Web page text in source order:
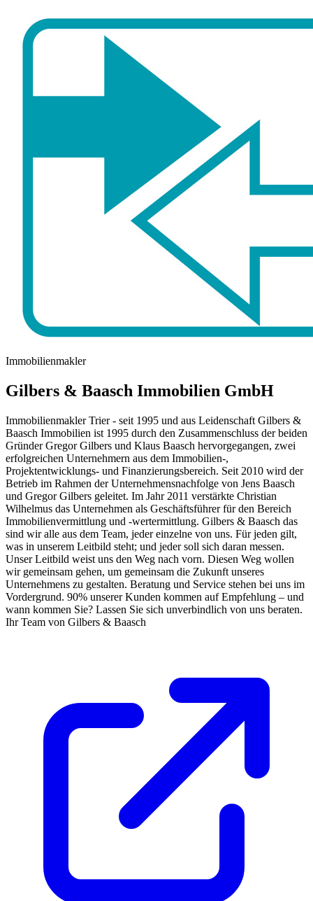
Immobilienmakler
Gilbers & Baasch Immobilien GmbH
Immobilienmakler Trier - seit 1995 und aus Leidenschaft Gilbers &
Baasch Immobilien ist 1995 durch den Zusammenschluss der beiden
Gründer Gregor Gilbers und Klaus Baasch hervorgegangen, zwei
erfolgreichen Unternehmern aus dem Immobilien-,
Projektentwicklungs- und Finanzierungsbereich. Seit 2010 wird der
Betrieb im Rahmen der Unternehmensnachfolge von Jens Baasch
und Gregor Gilbers geleitet. Im Jahr 2011 verstärkte Christian
Wilhelmus das Unternehmen als Geschäftsführer für den Bereich
Immobilienvermittlung und -wertermittlung. Gilbers & Baasch das
sind wir alle aus dem Team, jeder einzelne von uns. Für jeden gilt,
was in unserem Leitbild steht; und jeder soll sich daran messen.
Unser Leitbild weist uns den Weg nach vorn. Diesen Weg wollen
wir gemeinsam gehen, um gemeinsam die Zukunft unseres
Unternehmens zu gestalten. Beratung und Service stehen bei uns im
Vordergrund. 90% unserer Kunden kommen auf Empfehlung – und
wann kommen Sie? Lassen Sie sich unverbindlich von uns beraten.
Ihr Team von Gilbers & Baasch